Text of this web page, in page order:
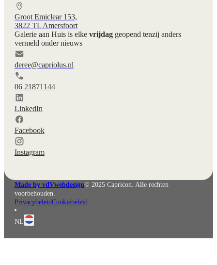
Groot Emiclear 153,
3822 TL Amersfoort
Galerie aan Huis is elke vrijdaggeopend tenzij anders
vermeld onder nieuws
deree@capriolus.nl
06 21871144
LinkedIn
Facebook
Instagram
Made by vdVwebdesign© 2025 Capricon. Alle rechten
voorbehouden.
PrivacybeleidCookiebeleid
NL